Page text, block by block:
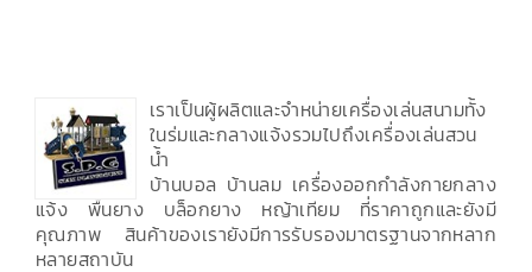
เราเป็นผู้ผลิตและจำหน่ายเครื่องเล่นสนามทั้ง
ในร่มและกลางแจ้งรวมไปถึงเครื่องเล่นสวน
น้ำ
บ้านบอล บ้านลม เครื่องออกกำลังกายกลาง
แจ้ง พื้นยาง บล็อกยาง หญ้าเทียม ที่ราคาถูกและยังมี
คุณภาพ สินค้าของเรายังมีการรับรองมาตรฐานจากหลาก
หลายสถาบัน